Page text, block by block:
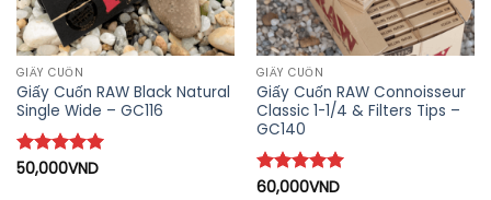
GIẤY CUỐN
Giấy Cuốn RAW Black Natural
Single Wide – GC116
Được xếp
50,000VND
GIẤY CUỐN
Giấy Cuốn RAW Connoisseur
Classic 1-1/4 & Filters Tips –
GC140
Được xếp
60,000VND